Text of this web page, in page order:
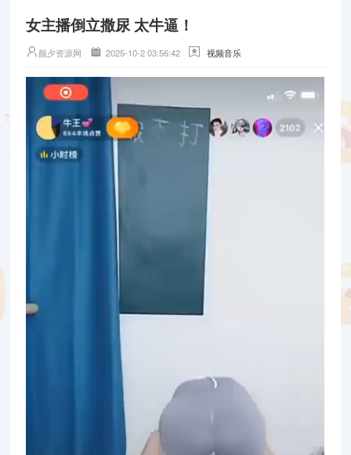
女主播倒立撒尿 太牛逼！
颜夕资源网 2025-10-2 03:56:42 视频音乐